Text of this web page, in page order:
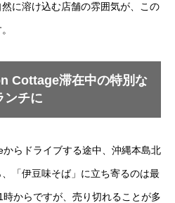
に溶け込む店舗の雰囲気が、この
Cottage滞在中の特別な
ンチに
らドライブする途中、沖縄本島北
「伊豆味そば」に立ち寄るのは最
からですが、売り切れることが多